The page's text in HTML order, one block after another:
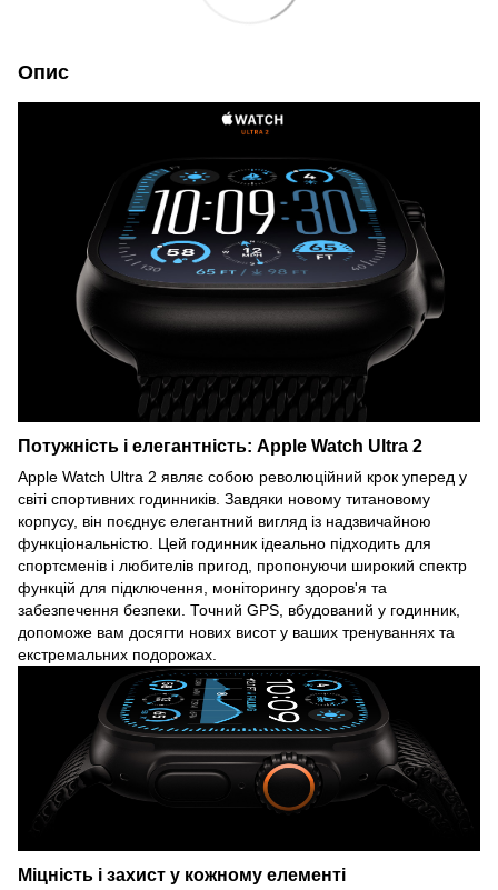
Опис
Потужність і елегантність: Apple Watch Ultra 2
Apple Watch Ultra 2 являє собою революційний крок уперед у
світі спортивних годинників. Завдяки новому титановому
корпусу, він поєднує елегантний вигляд із надзвичайною
функціональністю. Цей годинник ідеально підходить для
спортсменів і любителів пригод, пропонуючи широкий спектр
функцій для підключення, моніторингу здоров'я та
забезпечення безпеки. Точний GPS, вбудований у годинник,
допоможе вам досягти нових висот у ваших тренуваннях та
екстремальних подорожах.
Міцність і захист у кожному елементі